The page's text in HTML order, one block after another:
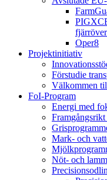
Oper8
Projektinitiativ
Förstudie
Välkommen
FoI-Program
Energi med
Mark- och
Nöt- och